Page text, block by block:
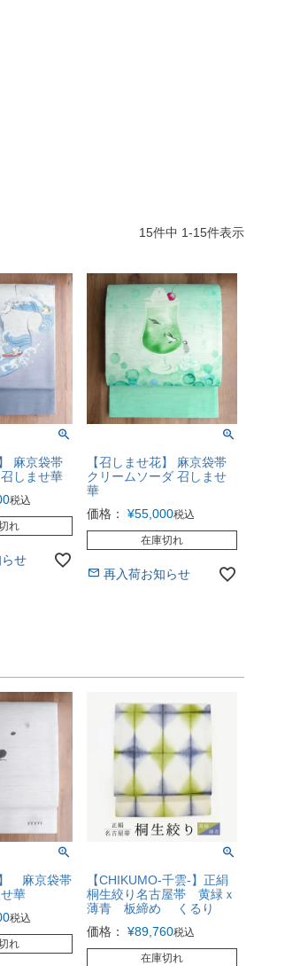
15件中 1-15件表示
麻京袋帯
しませ華
税込
れ
せ
【召しませ花】 麻京袋帯
クリームソーダ 召しませ
華
価格：
¥55,000税込
在庫切れ
再入荷お知らせ
】 麻京袋帯
華
税込
れ
【CHIKUMO-千雲-】正絹
桐生絞り名古屋帯 黄緑ｘ
薄青 板締め くるり
価格：
¥89,760税込
在庫切れ